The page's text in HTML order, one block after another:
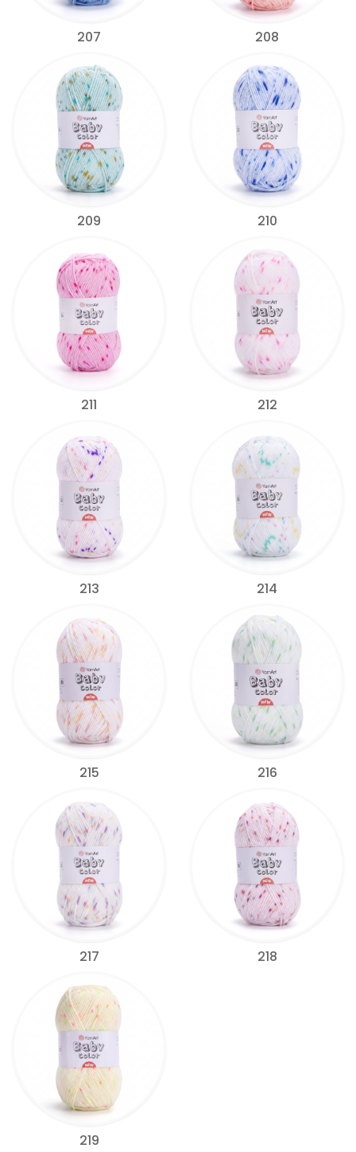
207 208
209 210
211 212
213 214
215 216
217 218
219